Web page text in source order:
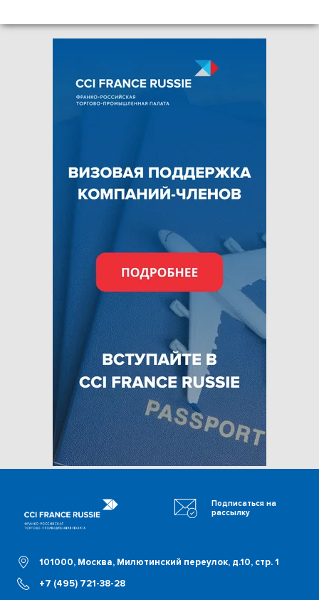
101000, Москва, Милютинский переулок, д.10, стр. 1
+7 (495) 721-38-28
Подписаться на
рассылку